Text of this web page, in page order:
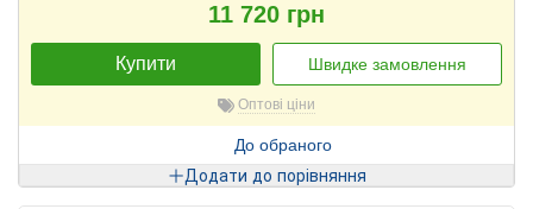
11 720 грн
Купити Швидке замовлення
Оптові ціни
До обраного
Додати до порівняння